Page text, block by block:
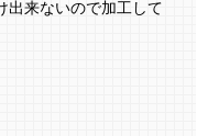
出来ないので加工して